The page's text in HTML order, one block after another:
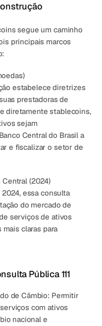
principais marcos
estabelece diretrizes
prestadoras de
diretamente stablecoins,
sejam
Banco Central do Brasil a
e fiscalizar o setor de
Central (2024)
2024, essa consulta
do mercado de
serviços de ativos
claras para
Pública 111
de Câmbio: Permitir
com ativos
nacional e